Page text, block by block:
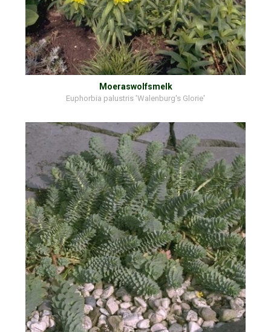
Moeraswolfsmelk
Euphorbia palustris 'Walenburg's Glorie'